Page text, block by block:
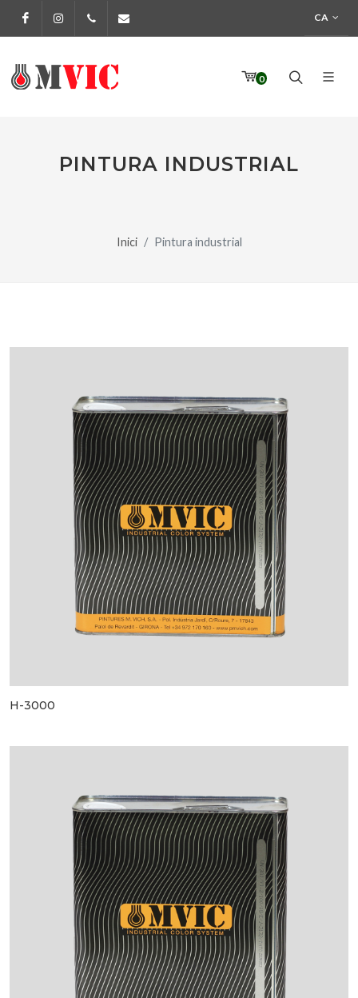
FacebookInstagram972 170 160 CA
0
PINTURA INDUSTRIAL
Inici Pintura industrial
H-3000